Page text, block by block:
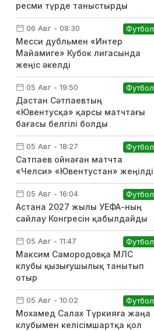
ресми түрде таныстырды
06 Авг - 08:30 Футбол
Месси дубльмен «Интер
Майамиге» Кубок лигасында
жеңіс әкелді
05 Авг - 19:50 Футбол
Дастан Сәтпаевтың
«Ювентусқа» қарсы матчтағы
бағасы белгілі болды
05 Авг - 18:27 Футбол
Сатпаев ойнаған матчта
«Челси» «Ювентустан» жеңілді
05 Авг - 16:04 Футбол
Астана 2027 жылы УЕФА-ның
сайлау Конгресін қабылдайды
05 Авг - 11:47 Футбол
Максим Самородовқа МЛС
клубы қызығушылық танытып
отыр
05 Авг - 10:02 Футбол
Мохамед Салах Түркияға жаңа
клубымен келісімшартқа қол